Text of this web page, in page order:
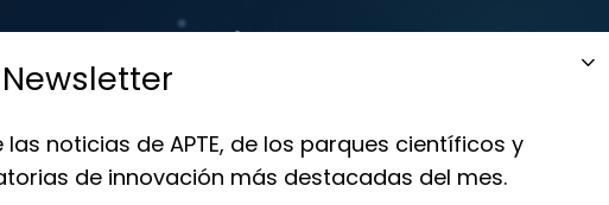
las noticias de APTE, de los parques científicos y
de innovación más destacadas del mes.